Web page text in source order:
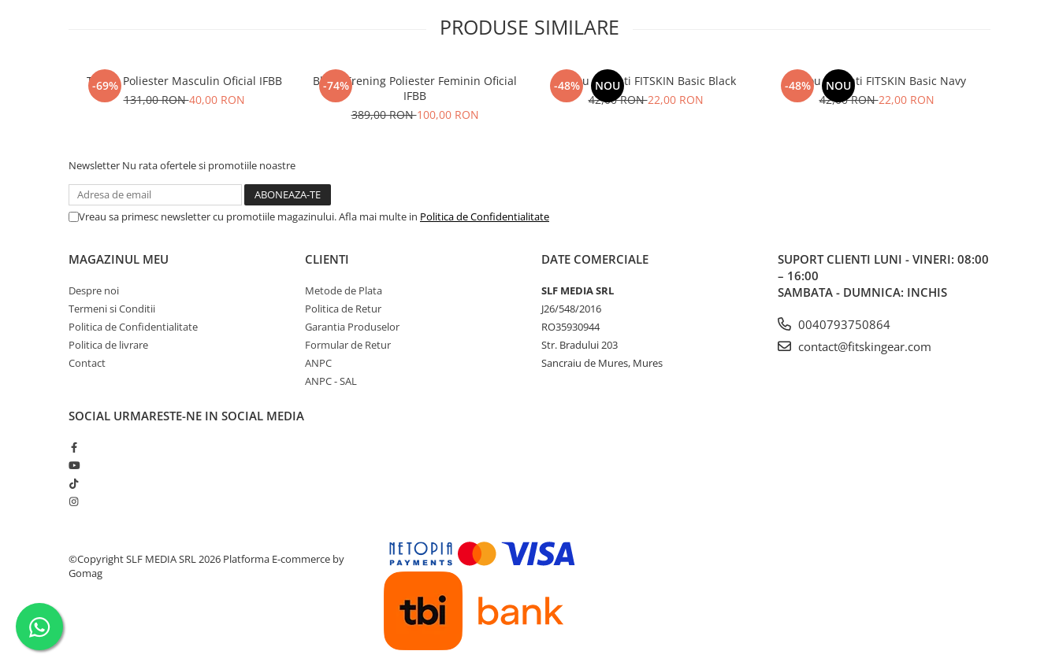
PRODUSE SIMILARE
-69%
Tricou Poliester Masculin Oficial IFBB
131,00 RON40,00 RON
-74%
Bluza Trening Poliester Feminin Oficial
IFBB
389,00 RON100,00 RON
-48% NOU
Maiou Barbati FITSKIN Basic Black
42,00 RON22,00 RON
-48% NOU
Maiou Barbati FITSKIN Basic Navy
42,00 RON22,00 RON
Newsletter Nu rata ofertele si promotiile noastre
Vreau sa primesc newsletter cu promotiile magazinului. Afla mai multe in Politica de Confidentialitate
MAGAZINUL MEU
Despre noi
Termeni si Conditii
Politica de Confidentialitate
Politica de livrare
Contact
CLIENTI
Metode de Plata
Politica de Retur
Garantia Produselor
Formular de Retur
ANPC
ANPC - SAL
DATE COMERCIALE
SLF MEDIA SRL
J26/548/2016
RO35930944
Str. Bradului 203
Sancraiu de Mures, Mures
SUPORT CLIENTI LUNI - VINERI: 08:00
– 16:00
SAMBATA - DUMNICA: INCHIS
0040793750864
contact@fitskingear.com
SOCIAL URMARESTE-NE IN SOCIAL MEDIA
©Copyright SLF MEDIA SRL 2026 Platforma E-commerce by
Gomag